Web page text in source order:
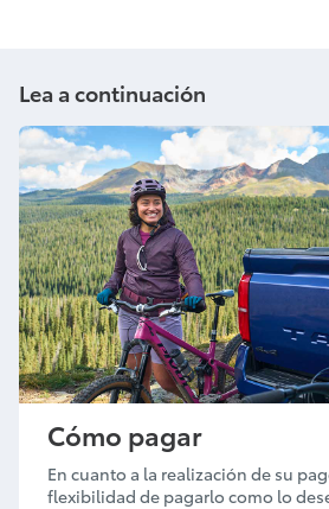
Lea a continuación
Cómo pagar
En cuanto a la realización de su
flexibilidad de pagarlo como lo